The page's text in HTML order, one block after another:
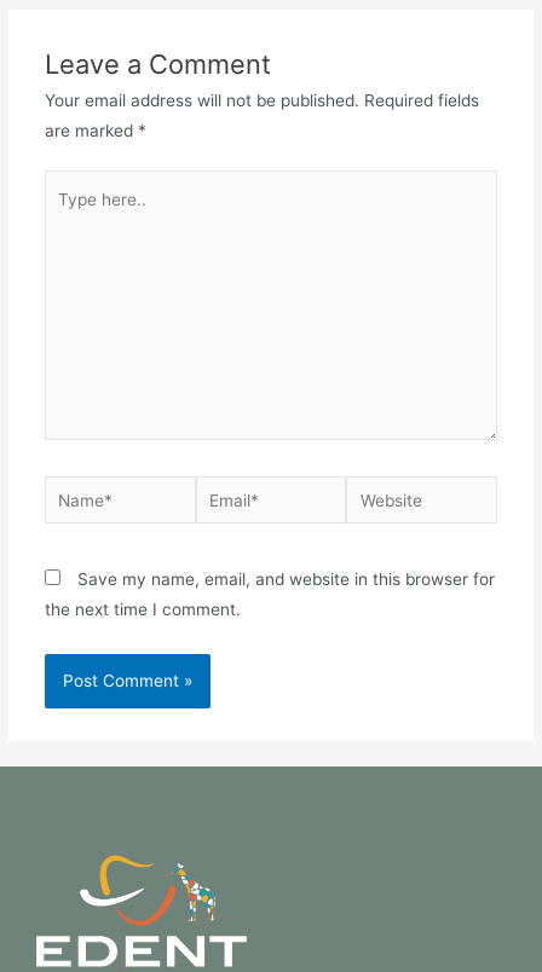
Leave a Comment
Your email address will not be published. Required fields
are marked *
Save my name, email, and website in this browser for
the next time I comment.